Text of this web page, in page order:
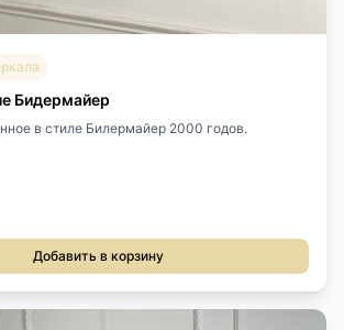
Бидермайер
в стиле Билермайер 2000 годов.
Добавить в корзину